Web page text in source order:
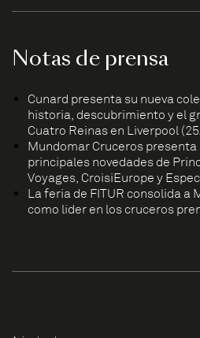
Notas de prensa
Cunard presenta su nueva
historia, descubrimiento y el
Cuatro Reinas en Liverpool
Mundomar Cruceros
principales novedades de
Voyages, CroisiEurope y
La feria de FITUR consolida a
como líder en los cruceros